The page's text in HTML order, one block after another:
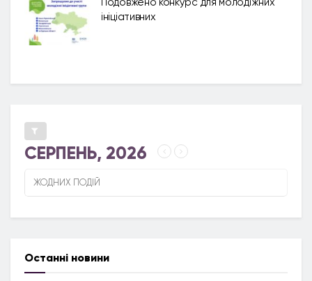
ініціативних
СЕРПЕНЬ, 2026
ЖОДНИХ ПОДІЙ
Останні новини